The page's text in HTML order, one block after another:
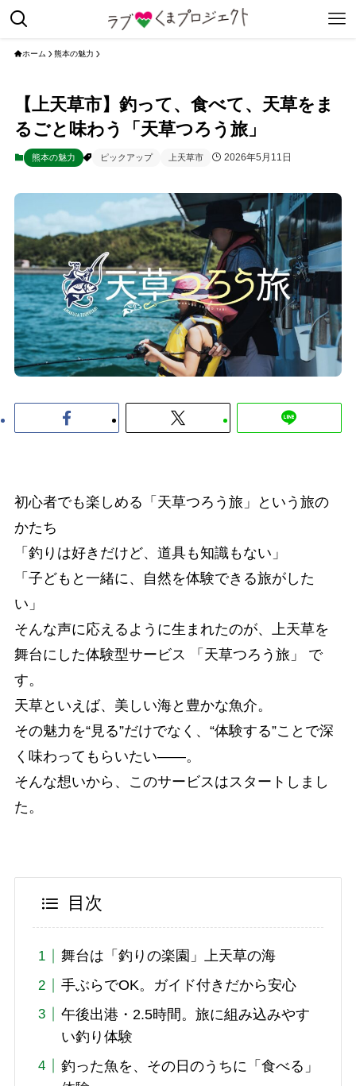
ホーム 熊本の魅力
【上天草市】釣って、食べて、天草をま
るごと味わう「天草つろう旅」
熊本の魅力 ピックアップ 上天草市 2026年5月11日
初心者でも楽しめる「天草つろう旅」という旅の
かたち
「釣りは好きだけど、道具も知識もない」
「子どもと一緒に、自然を体験できる旅がした
い」
そんな声に応えるように生まれたのが、上天草を
舞台にした体験型サービス 「天草つろう旅」 で
す。
天草といえば、美しい海と豊かな魚介。
その魅力を“見る”だけでなく、“体験する”ことで深
く味わってもらいたい――。
そんな想いから、このサービスはスタートしまし
た。
目次
舞台は「釣りの楽園」上天草の海
手ぶらでOK。ガイド付きだから安心
午後出港・2.5時間。旅に組み込みやす
い釣り体験
釣った魚を、その日のうちに「食べる」